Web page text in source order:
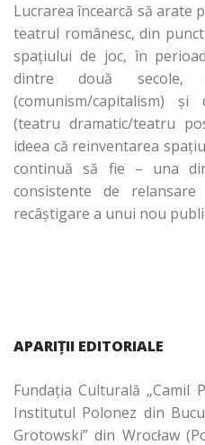
Lucrarea încearcă să arate
teatrul românesc, din
spaţiului de joc, în
dintre două secole,
(comunism/capitalism)
(teatru dramatic/teatru
ideea că reinventarea
continuă să fie – una
consistente de
recâştigare a unui nou
APARIŢII EDITORIALE
Fundaţia Culturală „Camil
Institutul Polonez din
Grotowski” din Wrocław